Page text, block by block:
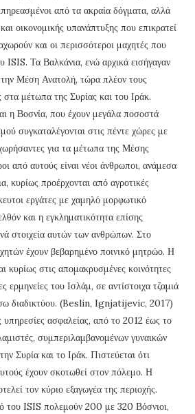
από τα ακραία δόγματα, αλλά
οικονομικής υπανάπτυξης που επικρατεί
και οι περισσότεροι μαχητές που
ISIS. Τα Βαλκάνια, ενώ αρχικά εισήγαγαν
Μέση Ανατολή, τώρα πλέον τους
στα μέτωπα της Συρίας και του Ιράκ.
η Βοσνία, που έχουν μεγάλα ποσοστά
συγκαταλέγονται στις πέντε χώρες με
για τα μέτωπα της Μέσης
από αυτούς είναι νέοι άνθρωποι, ανάμεσα
κυρίως προέρχονται από αγροτικές
εργάτες με χαμηλό μορφωτικό
και η εγκληματικότητα επίσης
στοιχεία αυτών των ανθρώπων. Στο
έχουν βεβαρημένο ποινικό μητρώο. Η
κυρίως στις απομακρυσμένες κοινότητες
ερμηνείες του Ισλάμ, σε αντίστοιχα τζαμιά
διαδικτύου. (Beslin, Ignjatijevic, 2017)
υπηρεσίες ασφαλείας, από το 2012 έως το
συμπεριλαμβανομένων γυναικών
Συρία και το Ιράκ. Πιστεύεται ότι
έχουν σκοτωθεί στον πόλεμο. Η
τον κύριο εξαγωγέα της περιοχής.
του ISIS πολεμούν 200 με 320 Βόσνιοι,